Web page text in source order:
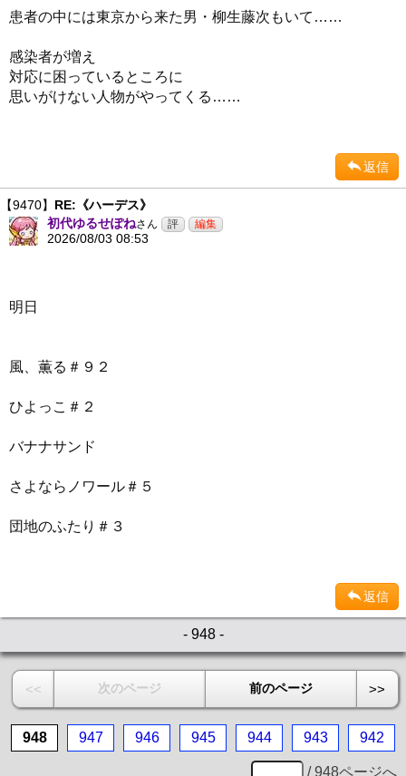
患者の中には東京から来た男・柳生藤次もいて……
感染者が増え
対応に困っているところに
思いがけない人物がやってくる……
返信
【9470】 RE:《ハーデス》
初代ゆるせぽねさん
2026/08/03 08:53
明日
風、薫る＃９２
ひよっこ＃２
バナナサンド
さよならノワール＃５
団地のふたり＃３
返信
- 948 -
<< 次のページ 前のページ >>
948 947 946 945 944 943 942
/ 948ページへ